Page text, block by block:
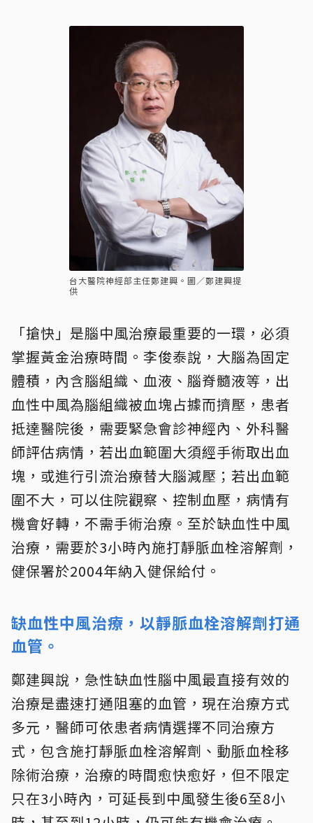
台大醫院神經部主任鄭建興。圖／鄭建興提
供
「搶快」是腦中風治療最重要的一環，必須
掌握黃金治療時間。李俊泰說，大腦為固定
體積，內含腦組織、血液、腦脊髓液等，出
血性中風為腦組織被血塊占據而擠壓，患者
抵達醫院後，需要緊急會診神經內、外科醫
師評估病情，若出血範圍大須經手術取出血
塊，或進行引流治療替大腦減壓；若出血範
圍不大，可以住院觀察、控制血壓，病情有
機會好轉，不需手術治療。至於缺血性中風
治療，需要於3小時內施打靜脈血栓溶解劑，
健保署於2004年納入健保給付。
缺血性中風治療，以靜脈血栓溶解劑打通
血管。
鄭建興說，急性缺血性腦中風最直接有效的
治療是盡速打通阻塞的血管，現在治療方式
多元，醫師可依患者病情選擇不同治療方
式，包含施打靜脈血栓溶解劑、動脈血栓移
除術治療，治療的時間愈快愈好，但不限定
只在3小時內，可延長到中風發生後6至8小